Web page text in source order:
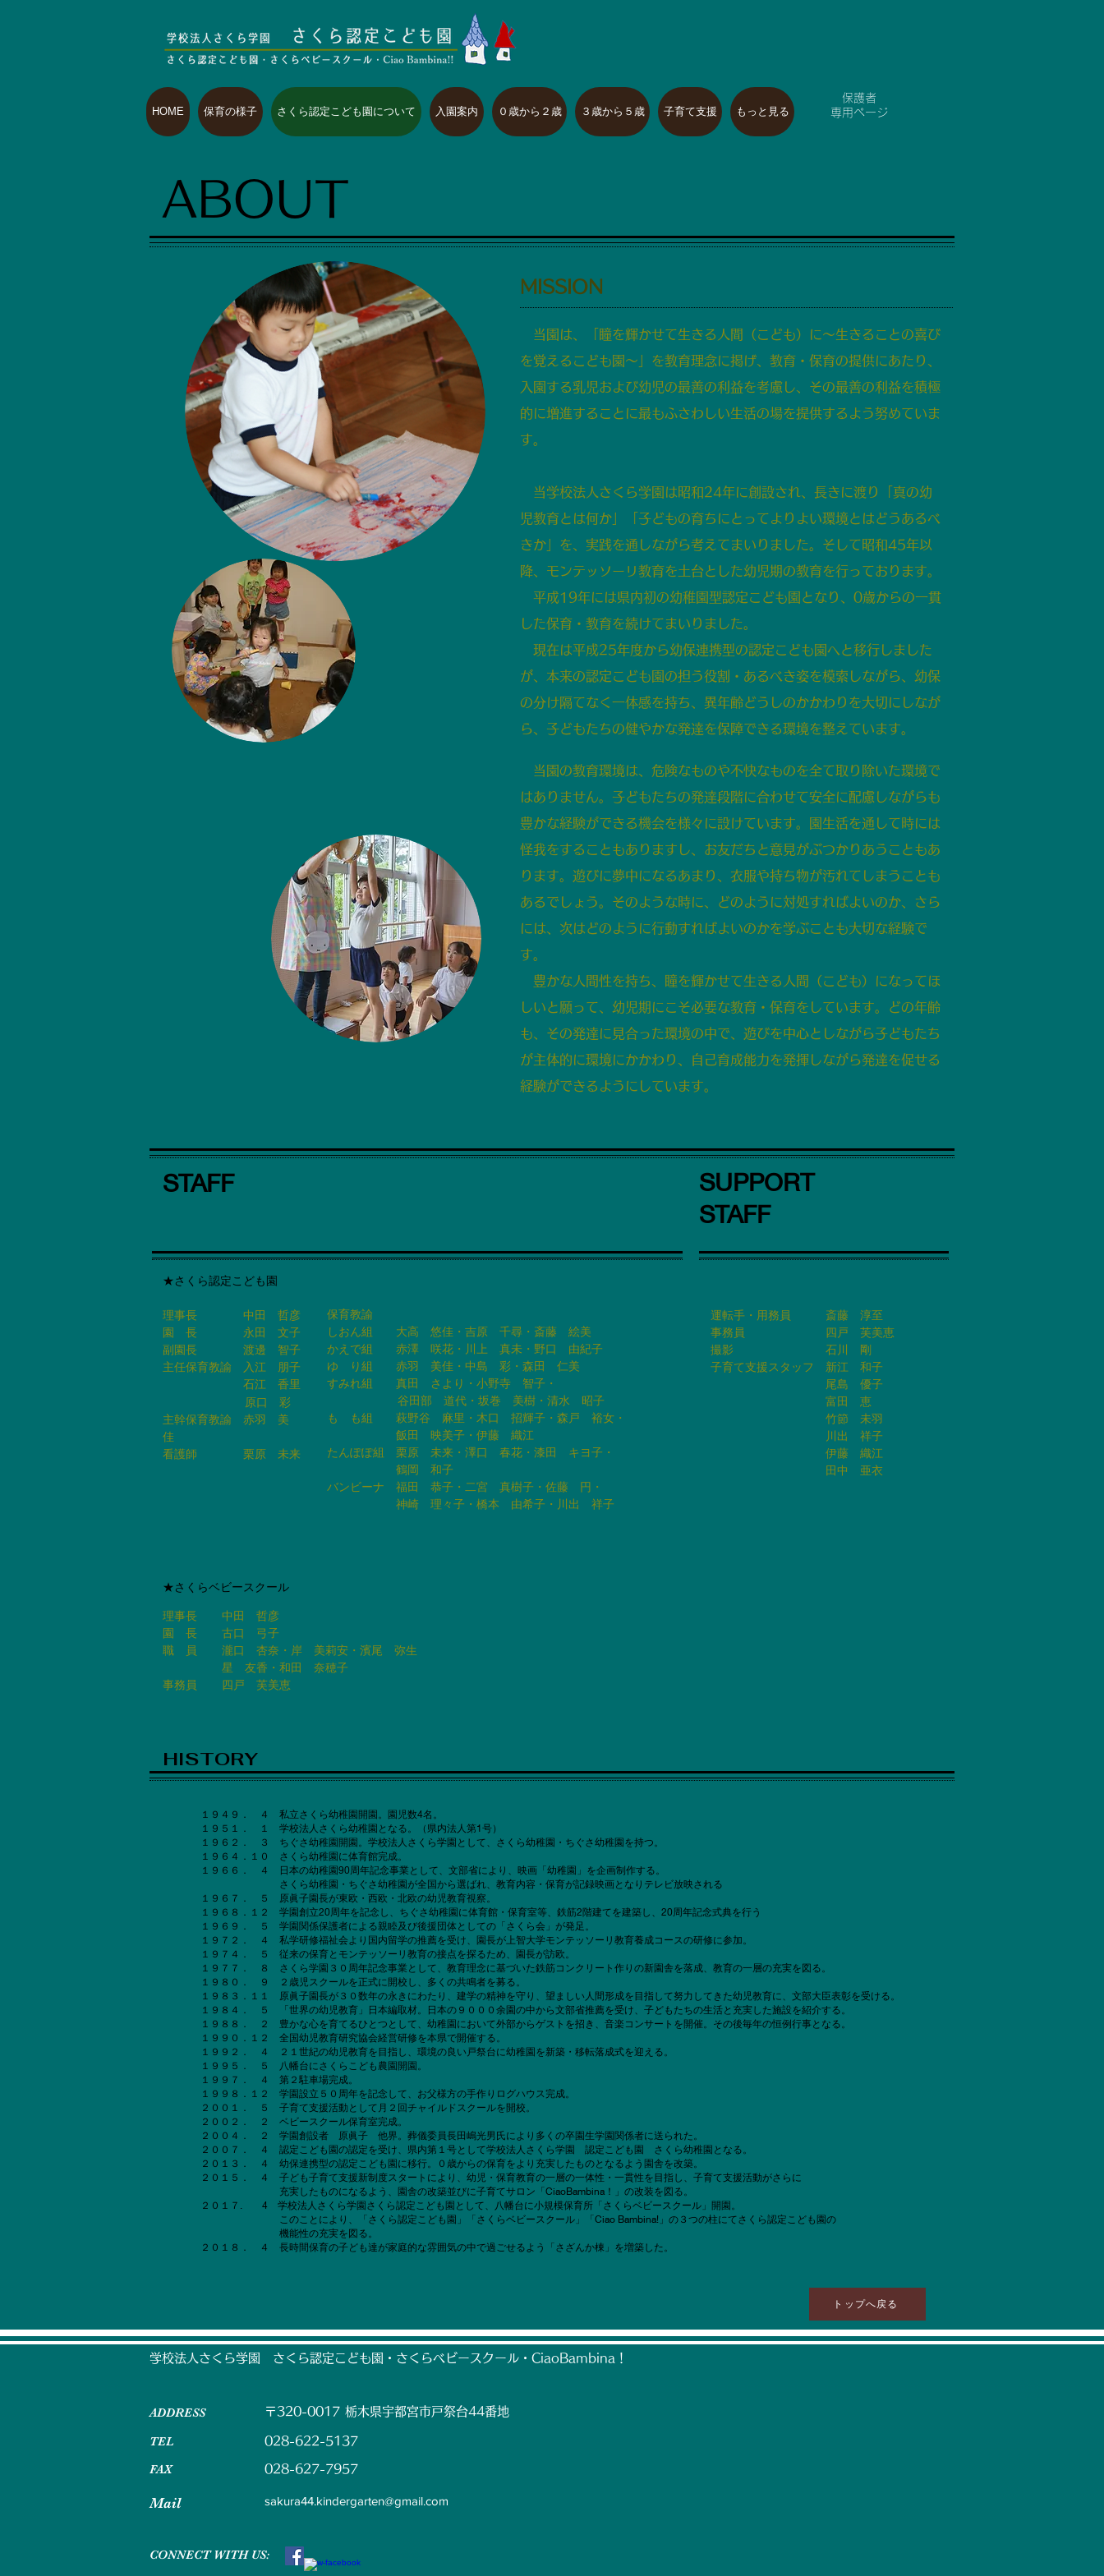
HOME 保育の様子 さくら認定こども園について 入園案内 ０歳から２歳 ３歳から５歳 子育て支援 もっと見る
保護者
専用ページ
ABOUT
​MISSION
当園は、「瞳を輝かせて生きる人間（こども）に～生きることの喜び
を覚えるこども園～」を教育理念に掲げ、教育・保育の提供にあたり、
入園する乳児および幼児の最善の利益を考慮し、その最善の利益を積極
的に増進することに最もふさわしい生活の場を提供するよう努めていま
す。
当学校法人さくら学園は昭和24年に創設され、長きに渡り「真の幼
児教育とは何か」「子どもの育ちにとってよりよい環境とはどうあるべ
きか」を、実践を通しながら考えてまいりました。そして昭和45年以
降、モンテッソーリ教育を土台とした幼児期の教育を行っております。
平成19年には県内初の幼稚園型認定こども園となり、0歳からの一貫
した保育・教育を続けてまいりました。
現在は平成25年度から幼保連携型の認定こども園へと移行しました
が、本来の認定こども園の担う役割・あるべき姿を模索しながら、幼保
の分け隔てなく一体感を持ち、異年齢どうしのかかわりを大切にしなが
ら、子どもたちの健やかな発達を保障できる環境を整えています。
当園の教育環境は、危険なものや不快なものを全て取り除いた環境で
はありません。子どもたちの発達段階に合わせて安全に配慮しながらも
豊かな経験ができる機会を様々に設けています。園生活を通して時には
怪我をすることもありますし、お友だちと意見がぶつかりあうこともあ
ります。遊びに夢中になるあまり、衣服や持ち物が汚れてしまうことも
あるでしょう。そのような時に、どのように対処すればよいのか、さら
には、次はどのように行動すればよいのかを学ぶことも大切な経験で
す。
豊かな人間性を持ち、瞳を輝かせて生きる人間（こども）になってほ
しいと願って、幼児期にこそ必要な教育・保育をしています。どの年齢
も、その発達に見合った環境の中で、遊びを中心としながら子どもたち
が主体的に環境にかかわり、自己育成能力を発揮しながら発達を促せる
経験ができるようにしています。
STAFF
★さくら認定こども園
理事長 中田 哲彦
園 長 永田 文子
副園長 渡邊 智子
主任保育教諭 入江 朋子
石江 香里
原口 彩
主幹保育教諭 赤羽 美
佳
看護師 栗原 未来
保育教諭
しおん組 大高 悠佳・吉原 千尋・斎藤 絵美
かえで組 赤澤 咲花・川上 真未・野口 由紀子
ゆ り組 赤羽 美佳・中島 彩・森田 仁美
すみれ組 真田 さより・小野寺 智子・
谷田部 道代・ 坂巻 美樹・清水 昭子
も も組 萩野谷 麻里・木口 招輝子・森戸 裕女・
飯田 映美子 ・伊藤 織江
たんぽぽ組 栗原 未来・澤口 春花・漆田 キヨ子・
鶴岡 和子
バンビーナ 福田 恭子・二宮 真樹子・佐藤 円・
神崎 理々子・橋本 由希子・川出 祥子
SUPPORT
STAFF
運転手・用務員 斎藤 淳至
事務員 四戸 芙美恵
撮影 石川 剛
子育て支援スタッフ 新江 和子
尾島 優子
富田 恵
竹節 未羽
川出 祥子
伊藤 織江
田中 亜衣
★さくらベビースクール
理事長
園 長
職 員
事務員
中田 哲彦
古口 弓子
瀧口 杏奈・岸 美莉安・濱尾 弥生
​星 友香・和田 奈穂子
四戸 芙美恵
HISTORY
１９４９． ４ 私立さくら幼稚園開園。園児数4名。
１９５１． １ 学校法人さくら幼稚園となる。（県内法人第1号）
１９６２． ３ ちぐさ幼稚園開園。学校法人さくら学園として、さくら幼稚園・ちぐさ幼稚園を持つ。
１９６４．１０ さくら幼稚園に体育館完成。
１９６６． ４ 日本の幼稚園90周年記念事業として、文部省により、映画「幼稚園」を企画制作する。
さくら幼稚園・ちぐさ幼稚園が全国から選ばれ、教育内容・保育が記録映画となりテレビ放映される
１９６７． ５ 原眞子園長が東欧・西欧・北欧の幼児教育視察。
１９６８．１２ 学園創立20周年を記念し、ちぐさ幼稚園に体育館・保育室等、鉄筋2階建てを建築し、20周年記念式典を行う
１９６９． ５ 学園関係保護者による親睦及び後援団体としての「さくら会」が発足。
１９７２． ４ 私学研修福祉会より国内留学の推薦を受け、園長が上智大学モンテッソーリ教育養成コースの研修に参加。
１９７４． ５ 従来の保育とモンテッソーリ教育の接点を探るため、園長が訪欧。
１９７７． ８ さくら学園３０周年記念事業として、教育理念に基づいた鉄筋コンクリート作りの新園舎を落成、教育の一層の充実を図る。
１９８０． ９ ２歳児スクールを正式に開校し、多くの共鳴者を募る。
１９８３．１１ 原眞子園長が３０数年の永きにわたり、建学の精神を守り、望ましい人間形成を目指して努力してきた幼児教育に、文部大臣表彰を受ける。
１９８４． ５ 「世界の幼児教育」日本編取材。日本の９０００余園の中から文部省推薦を受け、子どもたちの生活と充実した施設を紹介する。
１９８８． ２ 豊かな心を育てるひとつとして、幼稚園において外部からゲストを招き、音楽コンサートを開催。その後毎年の恒例行事となる。
１９９０．１２ 全国幼児教育研究協会経営研修を本県で開催する。
１９９２． ４ ２１世紀の幼児教育を目指し、環境の良い戸祭台に幼稚園を新築・移転落成式を迎える。
１９９５． ５ 八幡台にさくらこども農園開園。
１９９７． ４ 第２駐車場完成。
１９９８．１２ 学園設立５０周年を記念して、お父様方の手作りログハウス完成。
２００１． ５ 子育て支援活動として月２回チャイルドスクールを開校。
２００２． ２ ベビースクール保育室完成。
２００４． ２ 学園創設者 原眞子 他界。葬儀委員長田嶋光男氏により多くの卒園生学園関係者に送られた。
２００７． ４ 認定こども園の認定を受け、県内第１号として学校法人さくら学園 認定こども園 さくら幼稚園となる。
２０１３． ４ 幼保連携型の認定こども園に移行。０歳からの保育をより充実したものとなるよう園舎を改築。
２０１５． ４ 子ども子育て支援新制度スタートにより、幼児・保育教育の一層の一体性・一貫性を目指し、子育て支援活動がさらに
充実したものになるよう、園舎の改築並びに子育てサロン「CiaoBambina！ 」の改装を図る。
２０１７. 4 学校法人さくら学園さくら認定こども園として、八幡台に小規模保育所「さくらベビースクール」開園。
このことにより、「さくら認定こども園」「さくらベビースクール」「Ciao Bambina!」の３つの柱にてさくら認定こども園の
機能性の充実を図る。
​２０１８． ４ 長時間保育の子ども達が家庭的な雰囲気の中で過ごせるよう「さざんか棟」を増築した。
トップへ戻る
学校法人さくら学園 さくら認定こども園・さくらベビースクール・CiaoBambina！
ADDRESS 〒320-0017 栃木県宇都宮市戸祭台44番地
TEL 028-622-5137
FAX 028-627-7957
Mail sakura44.kindergarten@gmail.com
CONNECT​ WITH US:​​